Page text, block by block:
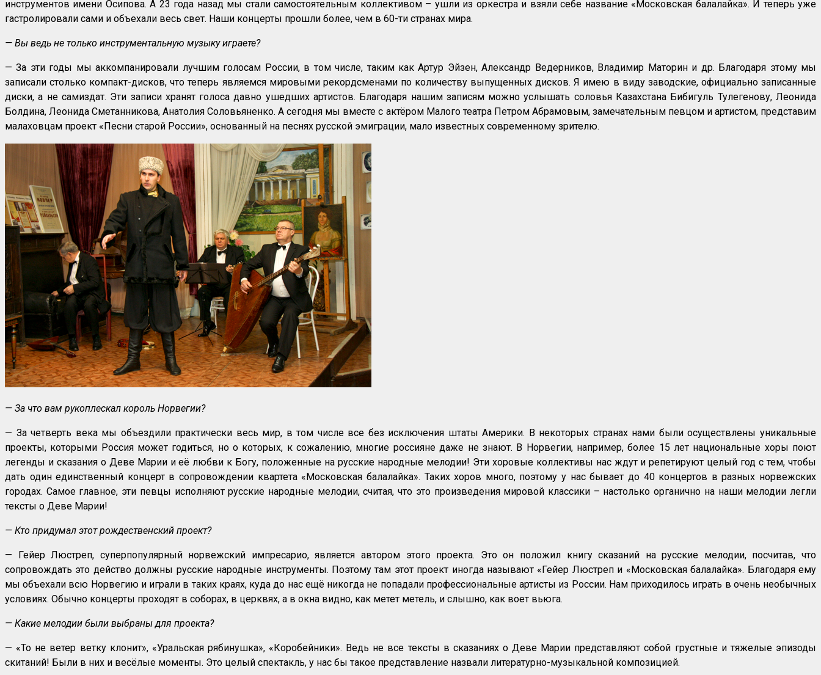
инструментов имени Осипова. А 23 года назад мы стали самостоятельным коллективом – ушли из оркестра и взяли себе название «Московская балалайка». И теперь уже
гастролировали сами и объехали весь свет. Наши концерты прошли более, чем в 60-ти странах мира.
— Вы ведь не только инструментальную музыку играете?
— За эти годы мы аккомпанировали лучшим голосам России, в том числе, таким как Артур Эйзен, Александр Ведерников, Владимир Маторин и др. Благодаря этому мы
записали столько компакт-дисков, что теперь являемся мировыми рекордсменами по количеству выпущенных дисков. Я имею в виду заводские, официально записанные
диски, а не самиздат. Эти записи хранят голоса давно ушедших артистов. Благодаря нашим записям можно услышать соловья Казахстана Бибигуль Тулегенову, Леонида
Болдина, Леонида Сметанникова, Анатолия Соловьяненко. А сегодня мы вместе с актёром Малого театра Петром Абрамовым, замечательным певцом и артистом, представим
малаховцам проект «Песни старой России», основанный на песнях русской эмиграции, мало известных современному зрителю.
— За что вам рукоплескал король Норвегии?
— За четверть века мы объездили практически весь мир, в том числе все без исключения штаты Америки. В некоторых странах нами были осуществлены уникальные
проекты, которыми Россия может годиться, но о которых, к сожалению, многие россияне даже не знают. В Норвегии, например, более 15 лет национальные хоры поют
легенды и сказания о Деве Марии и её любви к Богу, положенные на русские народные мелодии! Эти хоровые коллективы нас ждут и репетируют целый год с тем, чтобы
дать один единственный концерт в сопровождении квартета «Московская балалайка». Таких хоров много, поэтому у нас бывает до 40 концертов в разных норвежских
городах. Самое главное, эти певцы исполняют русские народные мелодии, считая, что это произведения мировой классики – настолько органично на наши мелодии легли
тексты о Деве Марии!
— Кто придумал этот рождественский проект?
— Гейер Люстреп, суперпопулярный норвежский импресарио, является автором этого проекта. Это он положил книгу сказаний на русские мелодии, посчитав, что
сопровождать это действо должны русские народные инструменты. Поэтому там этот проект иногда называют «Гейер Люстреп и «Московская балалайка». Благодаря ему
мы объехали всю Норвегию и играли в таких краях, куда до нас ещё никогда не попадали профессиональные артисты из России. Нам приходилось играть в очень необычных
условиях. Обычно концерты проходят в соборах, в церквях, а в окна видно, как метет метель, и слышно, как воет вьюга.
— Какие мелодии были выбраны для проекта?
— «То не ветер ветку клонит», «Уральская рябинушка», «Коробейники». Ведь не все тексты в сказаниях о Деве Марии представляют собой грустные и тяжелые эпизоды
скитаний! Были в них и весёлые моменты. Это целый спектакль, у нас бы такое представление назвали литературно-музыкальной композицией.